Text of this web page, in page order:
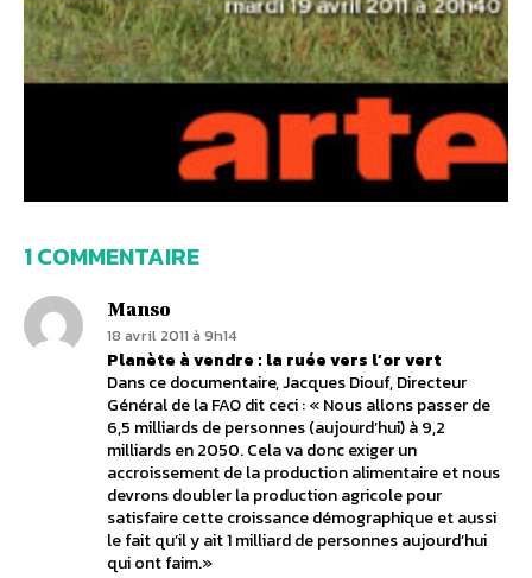
1 COMMENTAIRE
Manso
18 avril 2011 à 9h14
Planète à vendre : la ruée vers l’or vert
Dans ce documentaire, Jacques Diouf, Directeur
Général de la FAO dit ceci : « Nous allons passer de
6,5 milliards de personnes (aujourd’hui) à 9,2
milliards en 2050. Cela va donc exiger un
accroissement de la production alimentaire et nous
devrons doubler la production agricole pour
satisfaire cette croissance démographique et aussi
le fait qu’il y ait 1 milliard de personnes aujourd’hui
qui ont faim.»